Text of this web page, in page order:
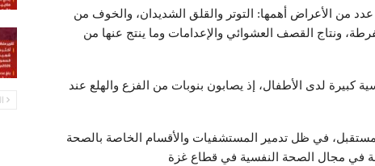
من الأعراض أهمها: التوتر والقلق الشديدان، والخوف من
ونتاج القصف العشوائي والإعدامات وما ينتج عنها من
كبيرة لدى الأطفال، إذ يصابون بنوبات من الفزع والهلع عند
في ظل تدمير المستشفيات والأقسام الخاصة بالصحة
في مجال الصحة النفسية في قطاع غزة